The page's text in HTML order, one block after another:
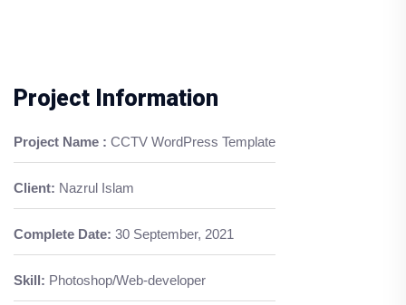
Project Information
Project Name : CCTV WordPress Template
Client: Nazrul Islam
Complete Date: 30 September, 2021
Skill: Photoshop/Web-developer